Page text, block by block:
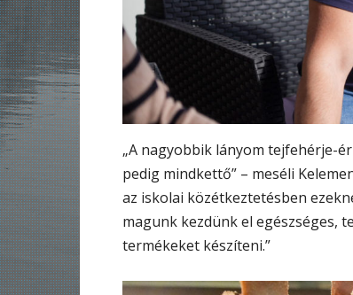
„A nagyobbik lányom tejfehérje-
pedig mindkettő” – meséli
az iskolai közétkeztetésben
magunk kezdünk el egészséges,
termékeket készíteni.”